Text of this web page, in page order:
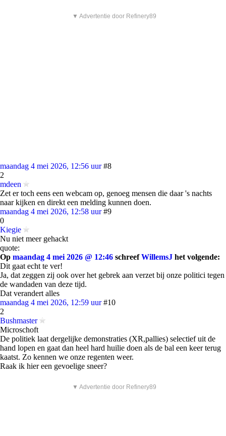
▼ Advertentie door Refinery89
maandag 4 mei 2026, 12:56 uur #8
2
mdeen
Zet er toch eens een webcam op, genoeg mensen die daar 's nachts
naar kijken en direkt een melding kunnen doen.
maandag 4 mei 2026, 12:58 uur #9
0
Kiegie
Nu niet meer gehackt
quote:
Op maandag 4 mei 2026 @ 12:46 schreefWillemsJ het volgende:
Dit gaat echt te ver!
Ja, dat zeggen zij ook over het gebrek aan verzet bij onze politici tegen
de wandaden van deze tijd.
Dat verandert alles
maandag 4 mei 2026, 12:59 uur #10
2
Bushmaster
Microschoft
De politiek laat dergelijke demonstraties (XR,pallies) selectief uit de
hand lopen en gaat dan heel hard huilie doen als de bal een keer terug
kaatst. Zo kennen we onze regenten weer.
Raak ik hier een gevoelige sneer?
▼ Advertentie door Refinery89